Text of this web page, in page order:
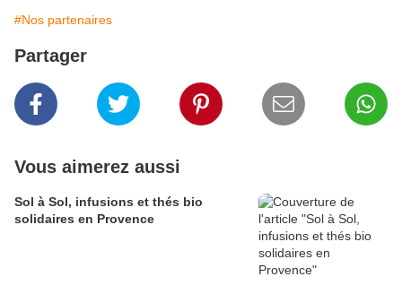
#Nos partenaires
Partager
Vous aimerez aussi
Sol à Sol, infusions et thés bio
solidaires en Provence